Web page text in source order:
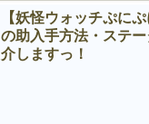
【妖怪ウォッチぷに
の助入手方法・ステ
介しますっ！